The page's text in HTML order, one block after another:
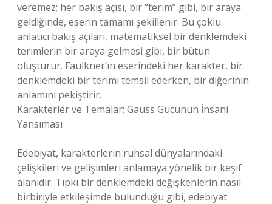
veremez; her bakış açısı, bir “terim” gibi, bir araya
geldiğinde, eserin tamamı şekillenir. Bu çoklu
anlatıcı bakış açıları, matematiksel bir denklemdeki
terimlerin bir araya gelmesi gibi, bir bütün
oluşturur. Faulkner’ın eserindeki her karakter, bir
denklemdeki bir terimi temsil ederken, bir diğerinin
anlamını pekiştirir.
Karakterler ve Temalar: Gauss Gücünün İnsani
Yansıması
Edebiyat, karakterlerin ruhsal dünyalarındaki
çelişkileri ve gelişimleri anlamaya yönelik bir keşif
alanıdır. Tıpkı bir denklemdeki değişkenlerin nasıl
birbiriyle etkileşimde bulunduğu gibi, edebiyat